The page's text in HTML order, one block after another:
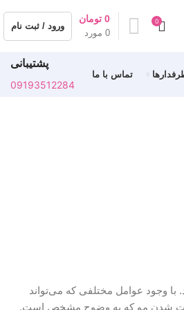
0
0 مورد
0 تومان
ورود / ثبت نام
تماس با ما
پشتیبانی
09193512284
با وجود عوامل مختلفی که می‌تواند
شدن مو که به وضوح مشخص است.